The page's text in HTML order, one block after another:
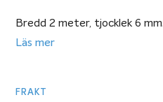
Bredd 2 meter, tjocklek 6 mm.
Läs mer
FRAKT